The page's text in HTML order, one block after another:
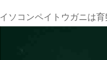
イソコンペイトウガニは育